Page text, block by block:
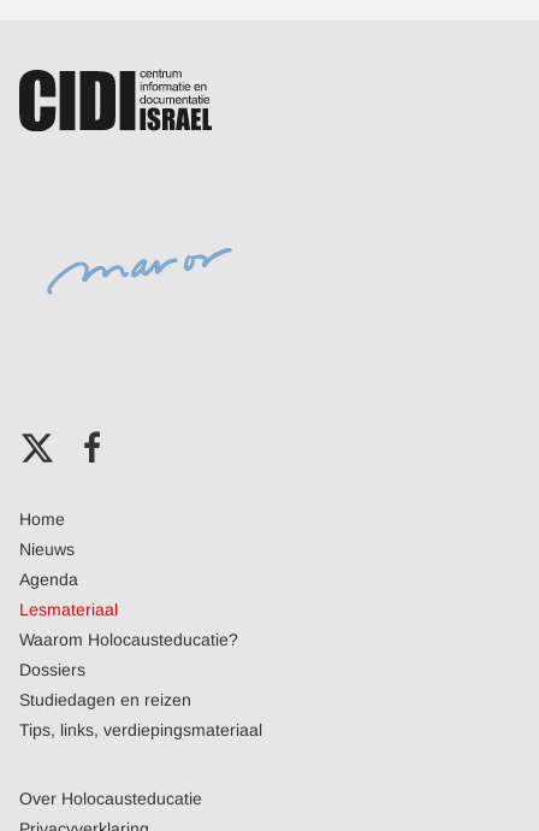
Home
Nieuws
Agenda
Lesmateriaal
Waarom Holocausteducatie?
Dossiers
Studiedagen en reizen
Tips, links, verdiepingsmateriaal
Over Holocausteducatie